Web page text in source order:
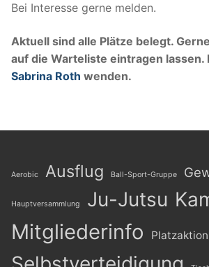
Bei Interesse gerne melden.
Aktuell sind alle Plätze belegt.
auf die Warteliste eintragen lassen.
Sabrina Roth wenden.
Aerobic Ausflug Ball-Sport-Gruppe
Hauptversammlung Ju-Jutsu
Mitgliederinfo Platzaktion